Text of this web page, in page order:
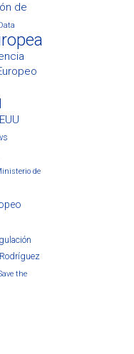
de
de
the